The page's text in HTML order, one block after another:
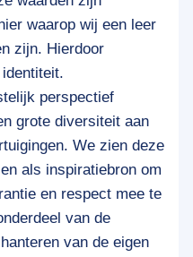
waarop wij een leer
zijn. Hierdoor
perspectief
grote diversiteit aan
We zien deze
als inspiratiebron om
en respect mee te
van de
van de eigen